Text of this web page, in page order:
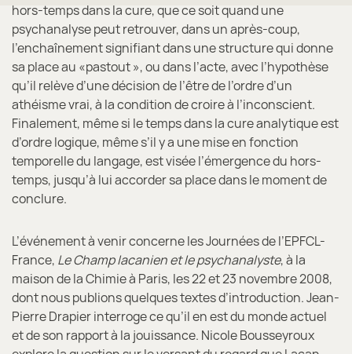
hors-temps dans la cure, que ce soit quand une
psychanalyse peut retrouver, dans un après-coup,
l’enchaînement signifiant dans une structure qui donne
sa place au «pastout », ou dans l’acte, avec l’hypothèse
qu’il relève d’une décision de l’être de l’ordre d’un
athéisme vrai, à la condition de croire à l’inconscient.
Finalement, même si le temps dans la cure analytique est
d’ordre logique, même s’il y a une mise en fonction
temporelle du langage, est visée l’émergence du hors-
temps, jusqu’à lui accorder sa place dans le moment de
conclure.
L’événement à venir concerne les Journées de l’EPFCL-
France, Le Champ lacanien et le psychanalyste, à la
maison de la Chimie à Paris, les 22 et 23 novembre 2008,
dont nous publions quelques textes d’introduction. Jean-
Pierre Drapier interroge ce qu’il en est du monde actuel
et de son rapport à la jouissance. Nicole Bousseyroux